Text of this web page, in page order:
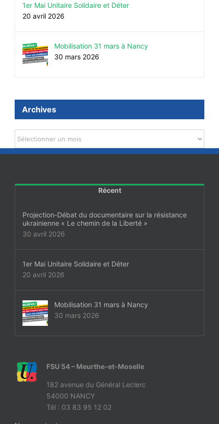
1er Mai Unitaire Solidaire et Déter
20 avril 2026
Mobilisation 31 mars à Nancy
30 mars 2026
Archives
Archives
Récent
Projection-Débat du documentaire sur la résistance
ukrainienne « Le chemin de la Liberté »
30 avril 2026
1er Mai Unitaire Solidaire et Déter
20 avril 2026
Mobilisation 31 mars à Nancy
30 mars 2026
FSU 54 – Meurthe-et-Moselle
182 avenue du Général Leclerc
54000 NANCY
Tél : 03 83 95 12 02